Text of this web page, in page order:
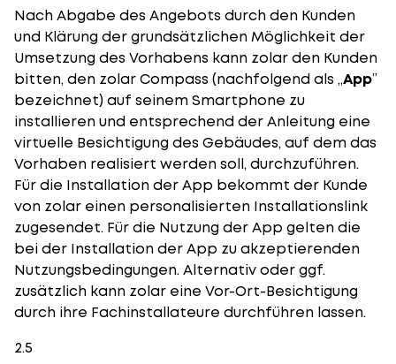
Nach Abgabe des Angebots durch den Kunden
und Klärung der grundsätzlichen Möglichkeit der
Umsetzung des Vorhabens kann zolar den Kunden
bitten, den zolar Compass (nachfolgend als „App”
bezeichnet) auf seinem Smartphone zu
installieren und entsprechend der Anleitung eine
virtuelle Besichtigung des Gebäudes, auf dem das
Vorhaben realisiert werden soll, durchzuführen.
Für die Installation der App bekommt der Kunde
von zolar einen personalisierten Installationslink
zugesendet. Für die Nutzung der App gelten die
bei der Installation der App zu akzeptierenden
Nutzungsbedingungen. Alternativ oder ggf.
zusätzlich kann zolar eine Vor-Ort-Besichtigung
durch ihre Fachinstallateure durchführen lassen.
2.5